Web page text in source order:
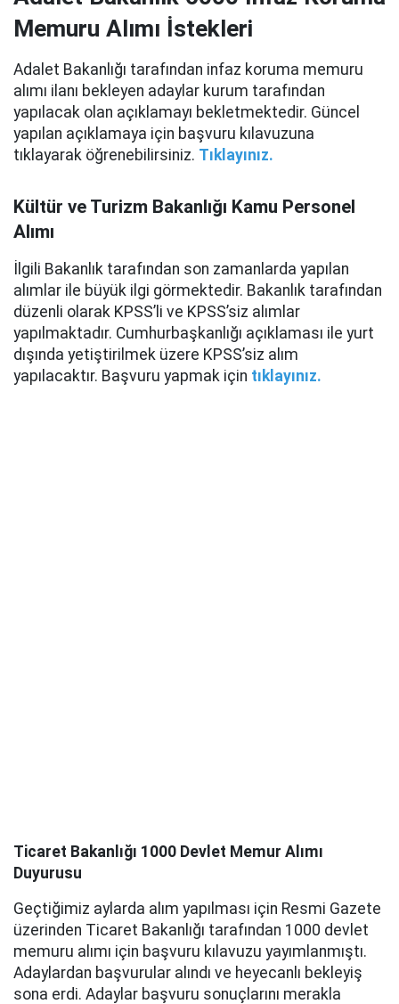
Memuru Alımı İstekleri
Adalet Bakanlığı tarafından infaz koruma memuru
alımı ilanı bekleyen adaylar kurum tarafından
yapılacak olan açıklamayı bekletmektedir. Güncel
yapılan açıklamaya için başvuru kılavuzuna
tıklayarak öğrenebilirsiniz. Tıklayınız.
Kültür ve Turizm Bakanlığı Kamu Personel
Alımı
İlgili Bakanlık tarafından son zamanlarda yapılan
alımlar ile büyük ilgi görmektedir. Bakanlık tarafından
düzenli olarak KPSS’li ve KPSS’siz alımlar
yapılmaktadır. Cumhurbaşkanlığı açıklaması ile yurt
dışında yetiştirilmek üzere KPSS’siz alım
yapılacaktır. Başvuru yapmak için tıklayınız.
Ticaret Bakanlığı 1000 Devlet Memur Alımı
Duyurusu
Geçtiğimiz aylarda alım yapılması için Resmi Gazete
üzerinden Ticaret Bakanlığı tarafından 1000 devlet
memuru alımı için başvuru kılavuzu yayımlanmıştı.
Adaylardan başvurular alındı ve heyecanlı bekleyiş
sona erdi. Adaylar başvuru sonuçlarını merakla